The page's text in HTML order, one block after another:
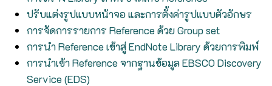
ปรับแต่งรูปแบบหน้าจอ และการตั้งค่ารูปแบบตัวอักษร
การจัดการรายการ Reference ด้วย Group set
การนำ Reference เข้าสู่ EndNote Library ด้วยการพิมพ์
การนำเข้า Reference จากฐานข้อมูล EBSCO Discovery
Service (EDS)